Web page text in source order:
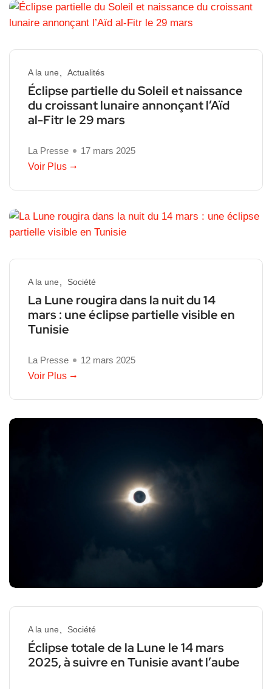
A la une Actualités
Éclipse partielle du Soleil et naissance
du croissant lunaire annonçant l’Aïd
al-Fitr le 29 mars
La Presse
17 mars 2025
Voir Plus
A la une Société
La Lune rougira dans la nuit du 14
mars : une éclipse partielle visible en
Tunisie
La Presse
12 mars 2025
Voir Plus
A la une Société
Éclipse totale de la Lune le 14 mars
2025, à suivre en Tunisie avant l’aube